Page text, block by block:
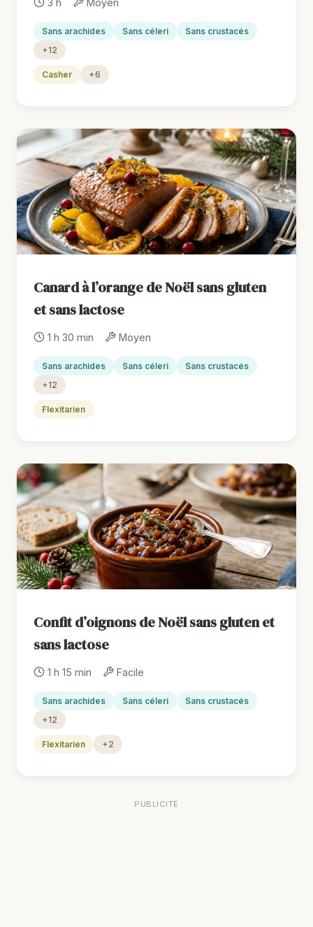
Sans arachides Sans céleri
Sans crustacés
+12
Casher +6
Canard à l’orange de Noël sans gluten
et sans lactose
1 h 30 min Moyen
Sans arachides Sans céleri
Sans crustacés
+12
Flexitarien
Confit d’oignons de Noël sans gluten et
sans lactose
1 h 15 min Facile
Sans arachides Sans céleri
Sans crustacés
+12
Flexitarien +2
PUBLICITÉ